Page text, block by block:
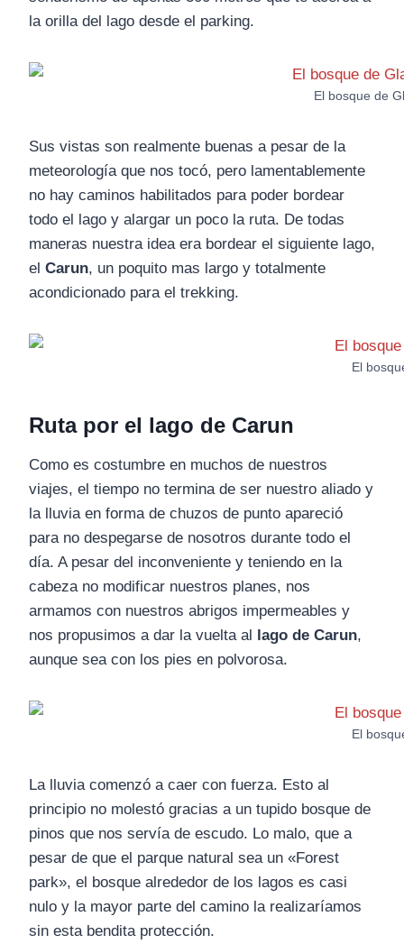
la orilla del lago desde el parking.
El bosque de
Sus vistas son realmente buenas a pesar de la
meteorología que nos tocó, pero lamentablemente
no hay caminos habilitados para poder bordear
todo el lago y alargar un poco la ruta. De todas
maneras nuestra idea era bordear el siguiente lago,
el Carun, un poquito mas largo y totalmente
acondicionado para el trekking.
El
Ruta por el lago de Carun
Como es costumbre en muchos de nuestros
viajes, el tiempo no termina de ser nuestro aliado y
la lluvia en forma de chuzos de punto apareció
para no despegarse de nosotros durante todo el
día. A pesar del inconveniente y teniendo en la
cabeza no modificar nuestros planes, nos
armamos con nuestros abrigos impermeables y
nos propusimos a dar la vuelta al lago de Carun,
aunque sea con los pies en polvorosa.
El
La lluvia comenzó a caer con fuerza. Esto al
principio no molestó gracias a un tupido bosque de
pinos que nos servía de escudo. Lo malo, que a
pesar de que el parque natural sea un «Forest
park», el bosque alrededor de los lagos es casi
nulo y la mayor parte del camino la realizaríamos
sin esta bendita protección.